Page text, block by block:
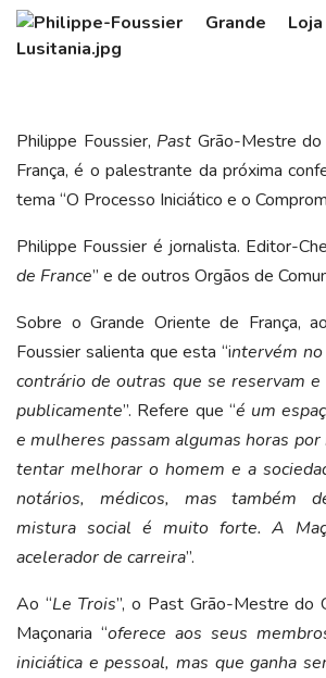
Philippe Foussier, Past Grão-Mestre
França, é o palestrante da próxima
tema “O Processo Iniciático e o
Philippe Foussier é jornalista. Editor-
de France” e de outros Orgãos de
Sobre o Grande Oriente de França,
Foussier salienta que esta “intervém
contrário de outras que se reservam e
publicamente”. Refere que “é um
e mulheres passam algumas horas
tentar melhorar o homem e a
notários, médicos, mas também
mistura social é muito forte. A
acelerador de carreira”.
Ao “Le Trois”, o Past Grão-Mestre do
Maçonaria “oferece aos seus
iniciática e pessoal, mas que ganha